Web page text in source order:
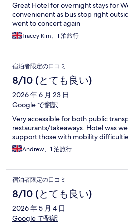
Great Hotel for overnight stays for
convenienent as bus stop right
went to concert again
Tracey Kim、1 泊旅行
宿泊者限定の口コミ
8/10 (とても良い)
2026 年 6 月 23 日
Google で翻訳
Very accessible for both public
restaurants/takeaways. Hotel was
support those with mobility
Andrew、1 泊旅行
宿泊者限定の口コミ
8/10 (とても良い)
2026 年 5 月 4 日
Google で翻訳